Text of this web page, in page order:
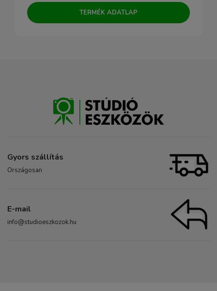
TERMÉK ADATLAP
Gyors szállítás
Országosan
E-mail
info@studioeszkozok.hu